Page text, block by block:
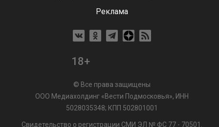
Реклама
18+
© Все права защищены
ООО Медиахолдинг «Вести Подмосковья», ИНН
5028035348; КПП 502801001
Свидетельство о регистрации СМИ ЭЛ № ФС 77 - 70501.